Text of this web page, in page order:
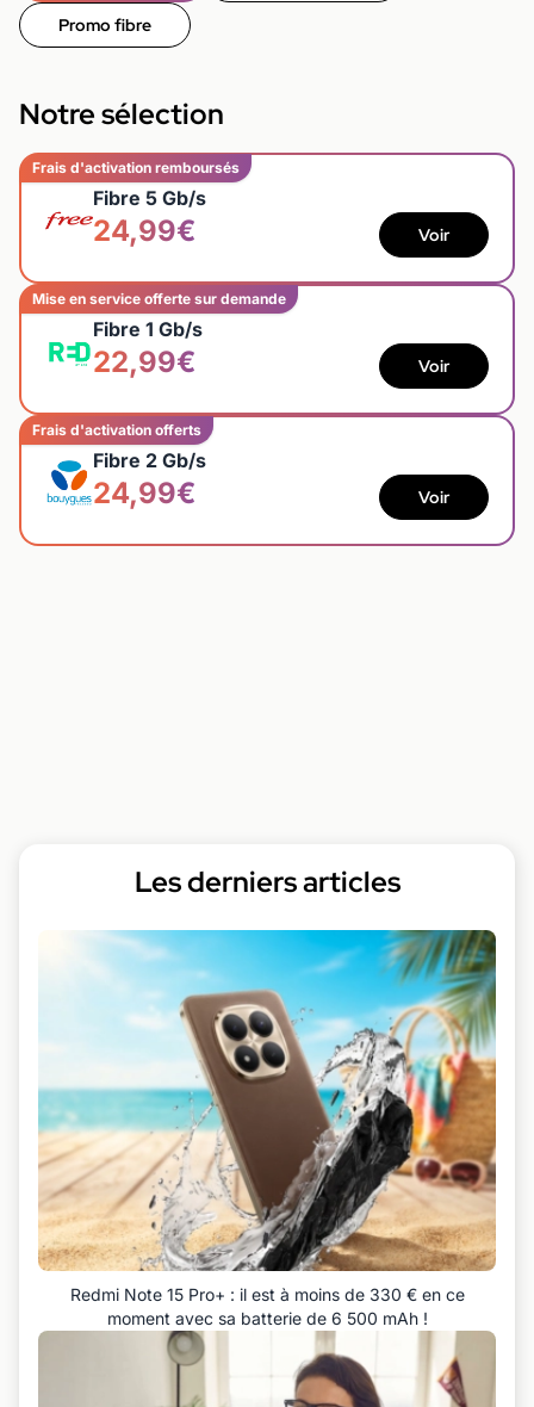
Promo fibre
Notre sélection
Frais d'activation remboursés
Fibre 5 Gb/s
24,99€ Voir
Mise en service offerte sur demande
Fibre 1 Gb/s
22,99€ Voir
Frais d'activation offerts
Fibre 2 Gb/s
24,99€ Voir
Les derniers articles
Redmi Note 15 Pro+ : il est à moins de 330 € en ce
moment avec sa batterie de 6 500 mAh !